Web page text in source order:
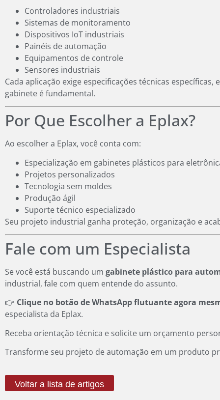
Controladores industriais
Sistemas de monitoramento
Dispositivos IoT industriais
Painéis de automação
Equipamentos de controle
Sensores industriais
Cada aplicação exige especificações técnicas específicas,
gabinete é fundamental.
Por Que Escolher a Eplax?
Ao escolher a Eplax, você conta com:
Especialização em gabinetes plásticos para
Projetos personalizados
Tecnologia sem moldes
Produção ágil
Suporte técnico especializado
Seu projeto industrial ganha proteção, organização e
Fale com um Especialista
Se você está buscando um gabinete plástico para
industrial, fale com quem entende do assunto.
👉 Clique no botão de WhatsApp flutuante agora
especialista da Eplax.
Receba orientação técnica e solicite um orçamento
Transforme seu projeto de automação em um produto
Voltar a lista de artigos